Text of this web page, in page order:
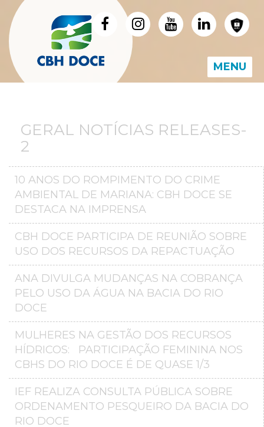
MENU
GERAL NOTÍCIAS RELEASES-
2
10 ANOS DO ROMPIMENTO DO CRIME
AMBIENTAL DE MARIANA: CBH DOCE SE
DESTACA NA IMPRENSA
CBH DOCE PARTICIPA DE REUNIÃO SOBRE
USO DOS RECURSOS DA REPACTUAÇÃO
ANA DIVULGA MUDANÇAS NA COBRANÇA
PELO USO DA ÁGUA NA BACIA DO RIO
DOCE
MULHERES NA GESTÃO DOS RECURSOS
HÍDRICOS: PARTICIPAÇÃO FEMININA NOS
CBHS DO RIO DOCE É DE QUASE 1/3
IEF REALIZA CONSULTA PÚBLICA SOBRE
ORDENAMENTO PESQUEIRO DA BACIA DO
RIO DOCE